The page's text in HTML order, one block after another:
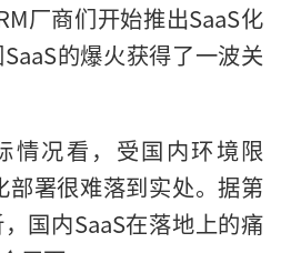
厂商们开始推出SaaS化
的爆火获得了一波关
情况看，受国内环境限
部署很难落到实处。据第
国内SaaS在落地上的痛